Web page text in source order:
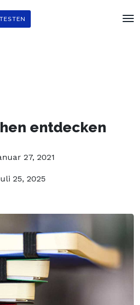
und hol dir
Readers
TESTEN
entdecken
27, 2021
25, 2025